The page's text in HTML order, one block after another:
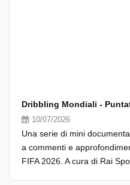
Dribbling Mondiali -
10/07/2026
Una serie di mini
a commenti e
FIFA 2026. A cura di Rai